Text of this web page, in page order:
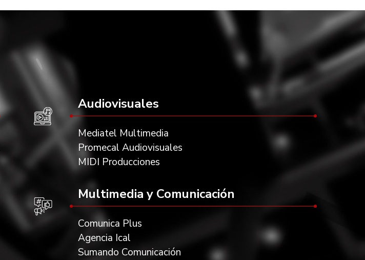
Audiovisuales
Mediatel Multimedia
Promecal Audiovisuales
MIDI Producciones
Multimedia y Comunicación
Comunica Plus
Agencia Ical
Sumando Comunicación